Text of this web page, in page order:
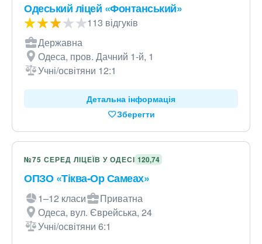
Одеський ліцей «Фонтанський»
113 відгуків
Державна
Одеса, пров. Дачний 1-й, 1
Учні/освітяни 12:1
Детальна інформація
Зберегти
№75 СЕРЕД ЛІЦЕЇВ У ОДЕСІ 120,74
ОПЗО «Тіква-Ор Самеах»
1–12 класи
Приватна
Одеса, вул. Єврейська, 24
Учні/освітяни 6:1